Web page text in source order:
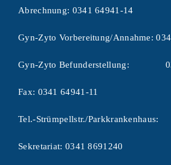
Abrechnung: 0341 64941-14
Gyn-Zyto Vorbereitung/Annahme:
Gyn-Zyto Befunderstellung:
Fax: 0341 64941-11
Tel.-Strümpellstr./Parkkrankenhaus:
Sekretariat: 0341 8691240